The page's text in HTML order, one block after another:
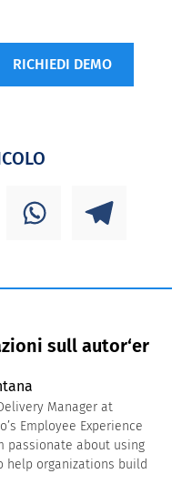
RICHIEDI DEMO
sull autor‘er
Manager at
Employee Experience
passionate about using
help organizations build